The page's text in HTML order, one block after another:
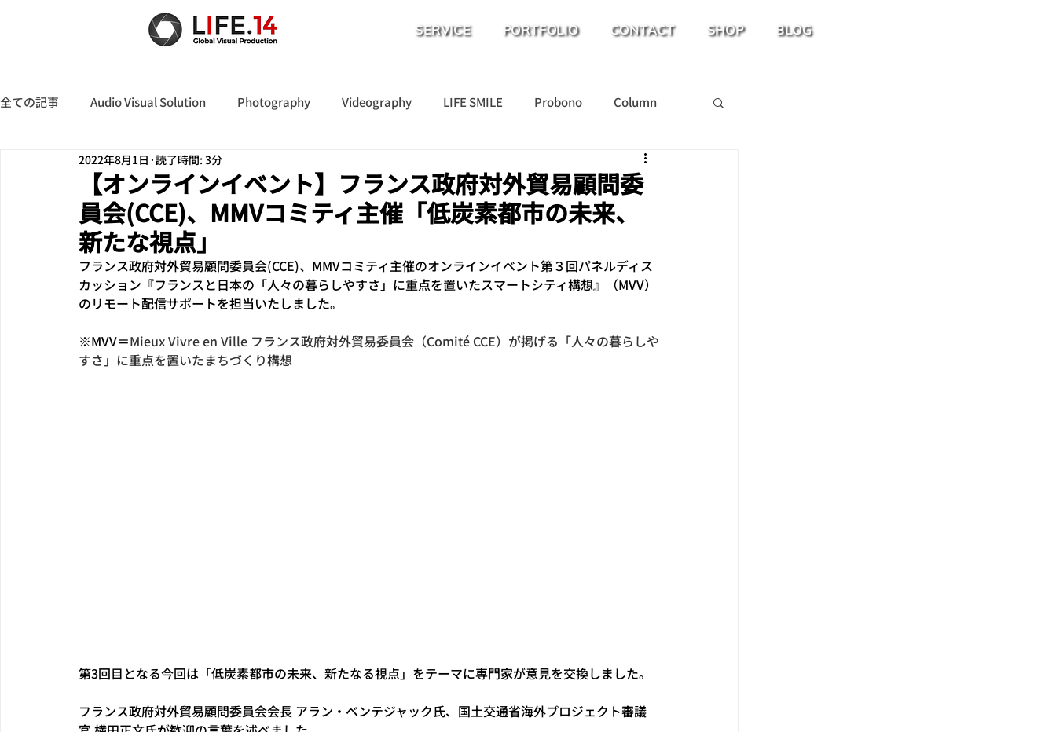
SERVICE PORTFOLIO CONTACT SHOP BLOG
全ての記事 Audio Visual Solution Photography Videography LIFE SMILE Probono Column
【オンラインイベント】フランス政府対外貿易顧問委
員会(CCE)、MMVコミティ主催「低炭素都市の未来、
新たな視点」
2022年8月1日 読了時間: 3分
フランス政府対外貿易顧問委員会(CCE)、MMVコミティ主催のオンラインイベント第３回パネルディス
カッション『フランスと日本の「人々の暮らしやすさ」に重点を置いたスマートシティ構想』（MVV）
のリモート配信サポートを担当いたしました。
※MVV＝Mieux Vivre en Ville フランス政府対外貿易委員会（Comité CCE）が掲げる「人々の暮らしや
すさ」に重点を置いたまちづくり構想
第3回目となる今回は「低炭素都市の未来、新たなる視点」をテーマに専門家が意見を交換しました。
フランス政府対外貿易顧問委員会会長 アラン・ベンテジャック氏、国土交通省海外プロジェクト審議